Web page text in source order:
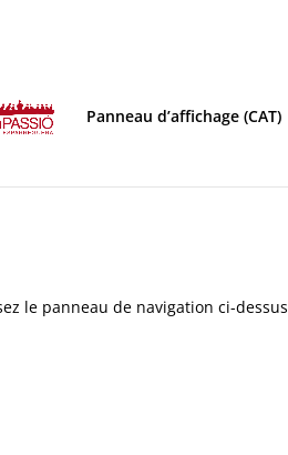
Panneau d’affichage (CAT)
le panneau de navigation ci-dessus